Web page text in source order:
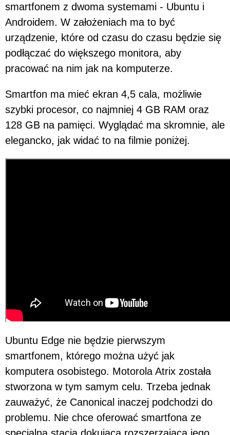
smartfonem z dwoma systemami - Ubuntu i
Androidem. W założeniach ma to być
urządzenie, które od czasu do czasu będzie się
podłączać do większego monitora, aby
pracować na nim jak na komputerze.
Smartfon ma mieć ekran 4,5 cala, możliwie
szybki procesor, co najmniej 4 GB RAM oraz
128 GB na pamięci. Wyglądać ma skromnie, ale
elegancko, jak widać to na filmie poniżej.
Ubuntu Edge nie będzie pierwszym
smartfonem, którego można użyć jak
komputera osobistego. Motorola Atrix została
stworzona w tym samym celu. Trzeba jednak
zauważyć, że Canonical inaczej podchodzi do
problemu. Nie chce oferować smartfona ze
specjalną stacją dokującą rozszerzającą jego